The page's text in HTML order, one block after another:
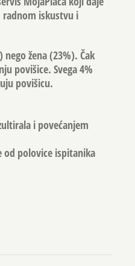
iskustvu i
žena (23%). Čak
povišice. Svega 4%
povišicu.
i povećanjem
od polovice ispitanika